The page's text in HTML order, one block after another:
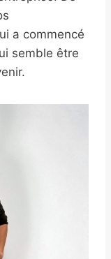
a commencé
semble être